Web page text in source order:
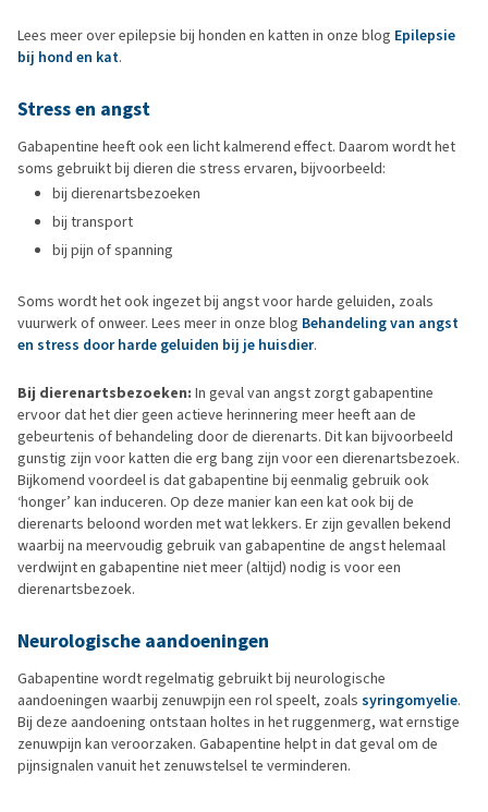
Lees meer over epilepsie bij honden en katten in onze blog Epilepsie
bij hond en kat.
Stress en angst
Gabapentine heeft ook een licht kalmerend effect. Daarom wordt het
soms gebruikt bij dieren die stress ervaren, bijvoorbeeld:
bij dierenartsbezoeken
bij transport
bij pijn of spanning
Soms wordt het ook ingezet bij angst voor harde geluiden, zoals
vuurwerk of onweer. Lees meer in onze blog Behandeling van angst
en stress door harde geluiden bij je huisdier.
Bij dierenartsbezoeken: In geval van angst zorgt gabapentine
ervoor dat het dier geen actieve herinnering meer heeft aan de
gebeurtenis of behandeling door de dierenarts. Dit kan bijvoorbeeld
gunstig zijn voor katten die erg bang zijn voor een dierenartsbezoek.
Bijkomend voordeel is dat gabapentine bij eenmalig gebruik ook
‘honger’ kan induceren. Op deze manier kan een kat ook bij de
dierenarts beloond worden met wat lekkers. Er zijn gevallen bekend
waarbij na meervoudig gebruik van gabapentine de angst helemaal
verdwijnt en gabapentine niet meer (altijd) nodig is voor een
dierenartsbezoek.
Neurologische aandoeningen
Gabapentine wordt regelmatig gebruikt bij neurologische
aandoeningen waarbij zenuwpijn een rol speelt, zoals syringomyelie.
Bij deze aandoening ontstaan holtes in het ruggenmerg, wat ernstige
zenuwpijn kan veroorzaken. Gabapentine helpt in dat geval om de
pijnsignalen vanuit het zenuwstelsel te verminderen.